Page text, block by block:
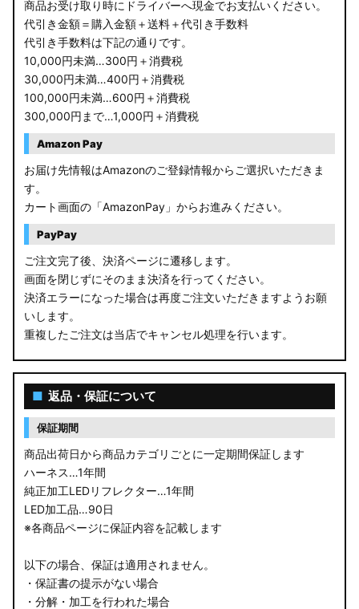
商品お受け取り時にドライバーへ現金でお支払いください。
代引き金額＝購入金額＋送料＋代引き手数料
代引き手数料は下記の通りです。
10,000円未満…300円＋消費税
30,000円未満…400円＋消費税
100,000円未満…600円＋消費税
300,000円まで…1,000円＋消費税
Amazon Pay
お届け先情報はAmazonのご登録情報からご選択いただきま
す。
カート画面の「AmazonPay」からお進みください。
PayPay
ご注文完了後、決済ページに遷移します。
画面を閉じずにそのまま決済を行ってください。
決済エラーになった場合は再度ご注文いただきますようお願
いします。
重複したご注文は当店でキャンセル処理を行います。
■ 返品・保証について
保証期間
商品出荷日から商品カテゴリごとに一定期間保証します
ハーネス…1年間
純正加工LEDリフレクター…1年間
LED加工品…90日
※各商品ページに保証内容を記載します
以下の場合、保証は適用されません。
・保証書の提示がない場合
・分解・加工を行われた場合